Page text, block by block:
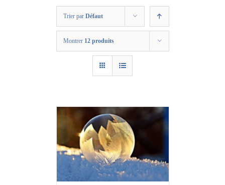
Trier par Défaut
Montrer 12 produits